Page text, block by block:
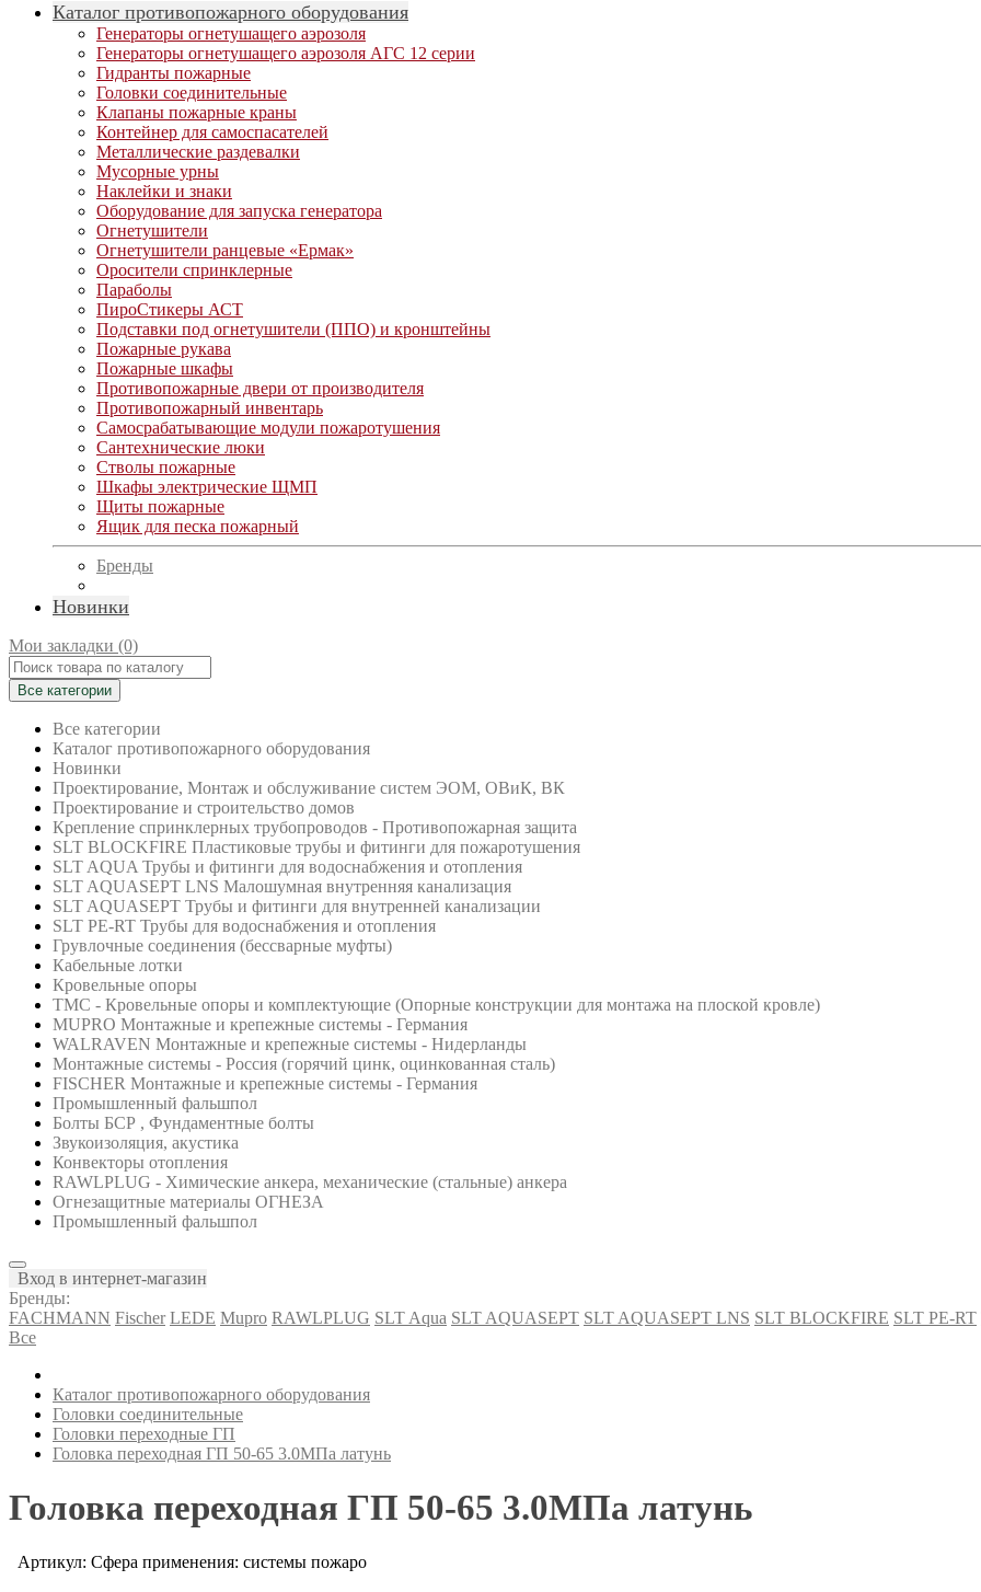
Каталог противопожарного оборудования
Генераторы огнетушащего аэрозоля
Генераторы огнетушащего аэрозоля АГС 12 серии
Гидранты пожарные
Головки соединительные
Клапаны пожарные краны
Контейнер для самоспасателей
Металлические раздевалки
Мусорные урны
Наклейки и знаки
Оборудование для запуска генератора
Огнетушители
Огнетушители ранцевые «Ермак»
Оросители спринклерные
Параболы
ПироСтикеры АСТ
Подставки под огнетушители (ППО) и кронштейны
Пожарные рукава
Пожарные шкафы
Противопожарные двери от производителя
Противопожарный инвентарь
Самосрабатывающие модули пожаротушения
Сантехнические люки
Стволы пожарные
Шкафы электрические ЩМП
Щиты пожарные
Ящик для песка пожарный
Бренды
Новинки
Мои закладки (0)
Все категории
Все категории
Каталог противопожарного оборудования
Новинки
Проектирование, Монтаж и обслуживание систем ЭОМ, ОВиК, ВК
Проектирование и строительство домов
Крепление спринклерных трубопроводов - Противопожарная защита
SLT BLOCKFIRE Пластиковые трубы и фитинги для пожаротушения
SLT AQUA Трубы и фитинги для водоснабжения и отопления
SLT AQUASEPT LNS Малошумная внутренняя канализация
SLT AQUASEPT Трубы и фитинги для внутренней канализации
SLT PE-RT Трубы для водоснабжения и отопления
Грувлочные соединения (бессварные муфты)
Кабельные лотки
Кровельные опоры
ТМС - Кровельные опоры и комплектующие (Опорные конструкции для монтажа на плоской кровле)
MUPRO Монтажные и крепежные системы - Германия
WALRAVEN Монтажные и крепежные системы - Нидерланды
Монтажные системы - Россия (горячий цинк, оцинкованная сталь)
FISCHER Монтажные и крепежные системы - Германия
Промышленный фальшпол
Болты БСР , Фундаментные болты
Звукоизоляция, акустика
Конвекторы отопления
RAWLPLUG - Химические анкера, механические (стальные) анкера
Огнезащитные материалы ОГНЕЗА
Промышленный фальшпол
Вход в интернет-магазин
Бренды:
FACHMANN Fischer LEDE Mupro RAWLPLUG SLT Aqua SLT AQUASEPT SLT AQUASEPT LNS SLT BLOCKFIRE SLT PE-RT
Все
Каталог противопожарного оборудования
Головки соединительные
Головки переходные ГП
Головка переходная ГП 50-65 3.0МПа латунь
Головка переходная ГП 50-65 3.0МПа латунь
Артикул: Сфера применения: системы пожаро